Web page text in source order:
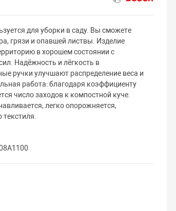
для уборки в саду. Вы сможете
грязи и опавшей листвы. Изделие
в хорошем состоянии с
Надёжность и лёгкость в
ручки улучшают распределение веса и
работа: благодаря коэффициенту
число заходов к компостной куче.
легко опорожняется,
текстиля.